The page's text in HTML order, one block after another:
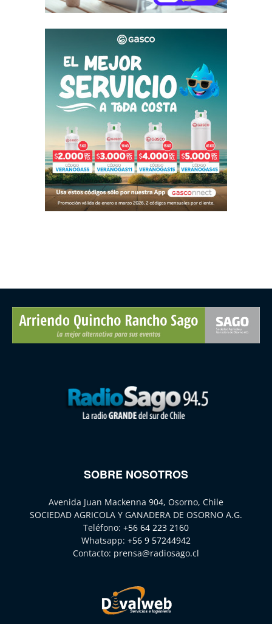
SOBRE NOSOTROS
Avenida Juan Mackenna 904, Osorno, Chile
SOCIEDAD AGRICOLA Y GANADERA DE OSORNO A.G.
Teléfono: +56 64 223 2160
Whatsapp: +56 9 57244942
Contacto: prensa@radiosago.cl